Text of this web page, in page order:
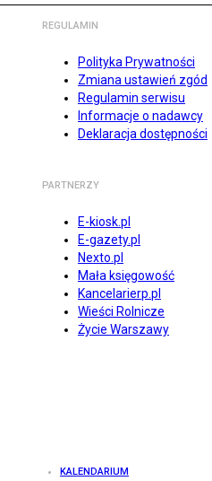
REGULAMIN
Polityka Prywatności
Zmiana ustawień zgód
Regulamin serwisu
Informacje o nadawcy
Deklaracja dostępności
PARTNERZY
E-kiosk.pl
E-gazety.pl
Nexto.pl
Mała księgowość
Kancelarierp.pl
Wieści Rolnicze
Życie Warszawy
KALENDARIUM